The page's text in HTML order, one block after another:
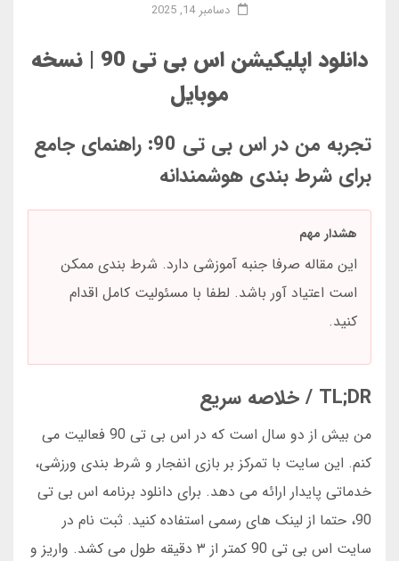
دسامبر 14, 2025
دانلود اپلیکیشن اس بی تی 90 | نسخه
موبایل
تجربه من در اس بی تی 90: راهنمای جامع
برای شرط بندی هوشمندانه
هشدار مهم
این مقاله صرفا جنبه آموزشی دارد. شرط بندی ممکن
است اعتیاد آور باشد. لطفا با مسئولیت کامل اقدام
کنید.
TL;DR / خلاصه سریع
من بیش از دو سال است که در اس بی تی 90 فعالیت می
کنم. این سایت با تمرکز بر بازی انفجار و شرط بندی ورزشی،
خدماتی پایدار ارائه می دهد. برای دانلود برنامه اس بی تی
90، حتما از لینک های رسمی استفاده کنید. ثبت نام در
سایت اس بی تی 90 کمتر از ۳ دقیقه طول می کشد. واریز و